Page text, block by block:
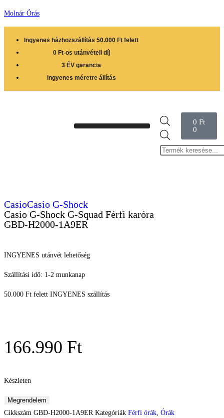
Molnár Órás
Ingyenes házhozszállítás 50.000 Ft felett
0 Ft-os utánvételi díj
3 ÉV garancia
Ingyenes méretre állítás
0Ft
0
CasioCasio G-Shock
Casio G-Shock G-Squad Férfi karóra
GBD-H2000-1A9ER
INGYENES utánvét lehetőség
Szállítási idő: 1-2 munkanap
50.000 Ft felett INGYENES szállítás
166.990 Ft
Készleten
Megrendelem
Cikkszám GBD-H2000-1A9ER Kategóriák Férfi órák Órák